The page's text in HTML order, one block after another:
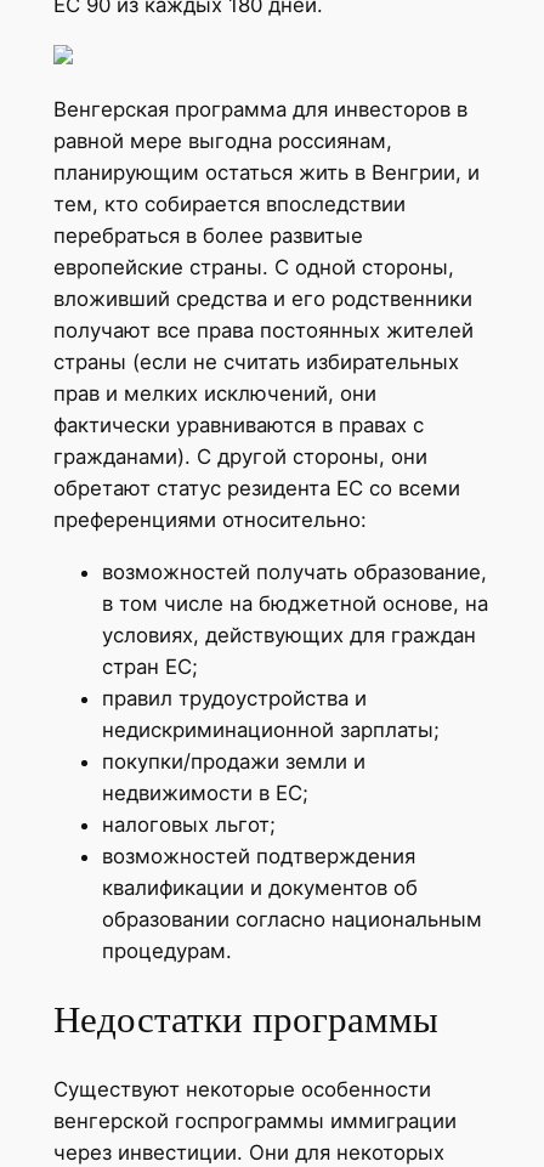
ЕС 90 из каждых 180 дней.
Венгерская программа для инвесторов в
равной мере выгодна россиянам,
планирующим остаться жить в Венгрии, и
тем, кто собирается впоследствии
перебраться в более развитые
европейские страны. С одной стороны,
вложивший средства и его родственники
получают все права постоянных жителей
страны (если не считать избирательных
прав и мелких исключений, они
фактически уравниваются в правах с
гражданами). С другой стороны, они
обретают статус резидента ЕС со всеми
преференциями относительно:
возможностей получать образование,
в том числе на бюджетной основе, на
условиях, действующих для граждан
стран ЕС;
правил трудоустройства и
недискриминационной зарплаты;
покупки/продажи земли и
недвижимости в ЕС;
налоговых льгот;
возможностей подтверждения
квалификации и документов об
образовании согласно национальным
процедурам.
Недостатки программы
Существуют некоторые особенности
венгерской госпрограммы иммиграции
через инвестиции. Они для некоторых